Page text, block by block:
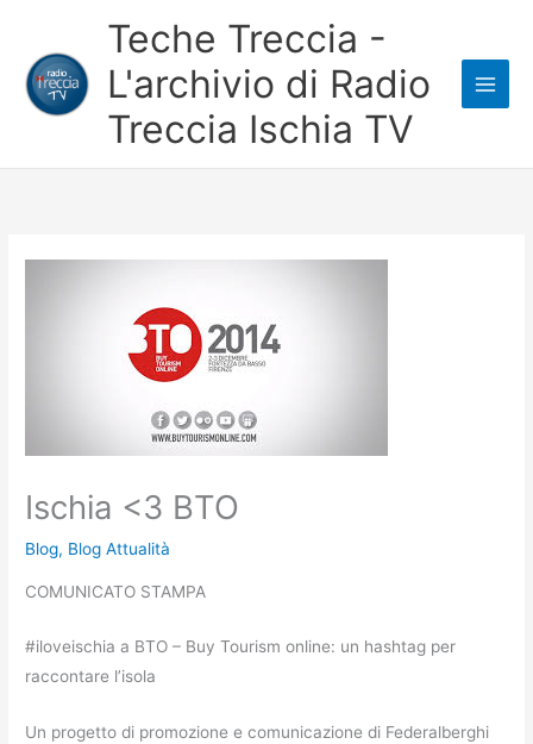
contenuto
Teche Treccia -
L'archivio di Radio
Treccia Ischia TV
Ischia <3 BTO
Blog, Blog Attualità
COMUNICATO STAMPA
#iloveischia a BTO – Buy Tourism online: un hashtag per
raccontare l’isola
Un progetto di promozione e comunicazione di Federalberghi